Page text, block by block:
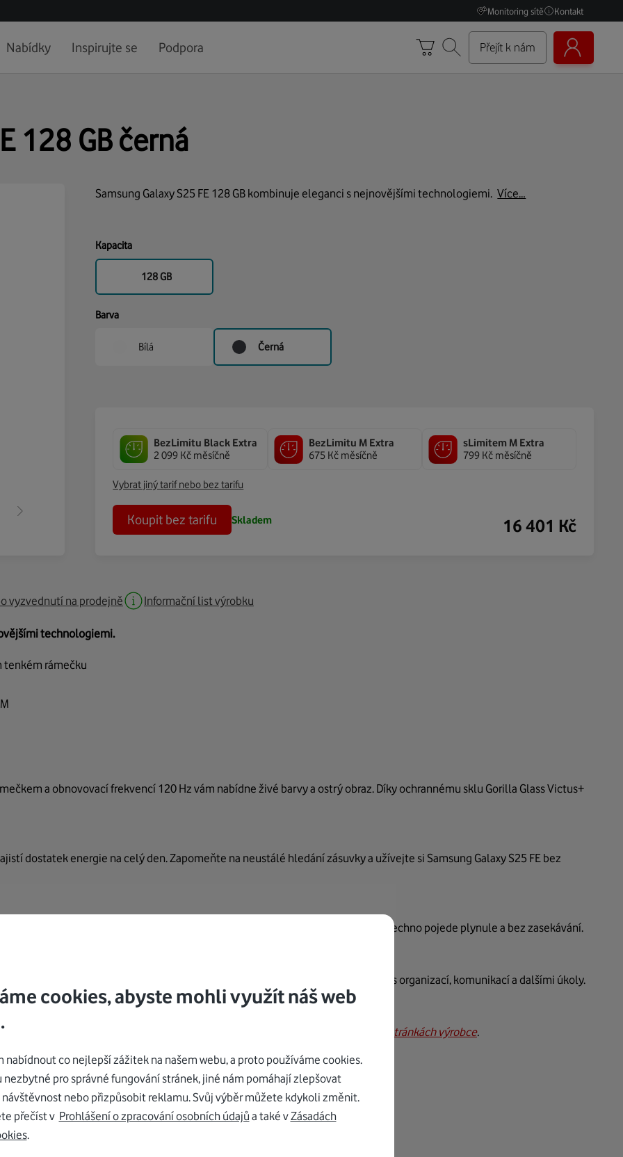
Monitoring sítě Kontakt
Nabídky Inspirujte se Podpora Přejít k nám
128 GB černá
Samsung Galaxy S25 FE 128 GB kombinuje eleganci s nejnovějšími technologiemi. Více…
Kapacita
128 GB
Barva
Bílá Černá
BezLimitu Black Extra
2 099 Kč měsíčně
BezLimitu M Extra
675 Kč měsíčně
sLimitem M Extra
799 Kč měsíčně
Vybrat jiný tarif nebo bez tarifu
Koupit bez tarifu Skladem 16 401 Kč
vyzvednutí na prodejně Informační list výrobku
technologiemi.
tenkém rámečku
a obnovovací frekvencí 120 Hz vám nabídne živé barvy a ostrý obraz. Díky ochrannému sklu Gorilla Glass Victus+
dostatek energie na celý den. Zapomeňte na neustálé hledání zásuvky a užívejte si Samsung Galaxy S25 FE bez
úkoly. Hrajte hry, stříhejte videa nebo pracujte s více aplikacemi najednou. Všechno pojede plynule a bez zasekávání.
život. Nechte se překvapit, jak vám umělá inteligence může pomoci s organizací, komunikací a dalšími úkoly.
službách a délce poskytování softwarových aktualizací naleznete na stránkách výrobce.
cookies, abyste mohli využít náš web
nabídnout co nejlepší zážitek na našem webu, a proto používáme cookies.
nezbytné pro správné fungování stránek, jiné nám pomáhají zlepšovat
nebo přizpůsobit reklamu. Svůj výběr můžete kdykoli změnit.
přečíst v Prohlášení o zpracování osobních údajů a také vZásadách
.